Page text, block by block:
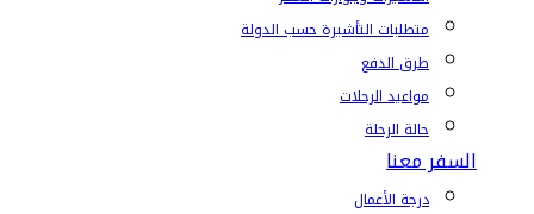
متطلبات التأشيرة حسب الدولة
طرق الدفع
مواعيد الرحلات
حالة الرحلة
السفر معنا
درجة الأعمال